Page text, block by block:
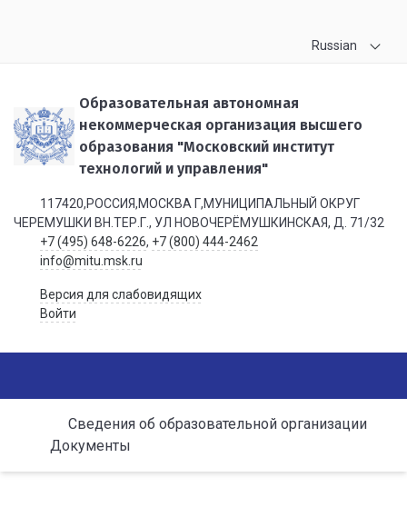
Russian
Образовательная автономная
некоммерческая организация высшего
образования "Московский институт
технологий и управления"
117420,РОССИЯ,МОСКВА Г,МУНИЦИПАЛЬНЫЙ ОКРУГ
ЧЕРЕМУШКИ ВН.ТЕР.Г., УЛ НОВОЧЕРЁМУШКИНСКАЯ, Д. 71/32
+7 (495) 648-6226, +7 (800) 444-2462
info@mitu.msk.ru
Версия для слабовидящих
Войти
Сведения об образовательной организации
Документы